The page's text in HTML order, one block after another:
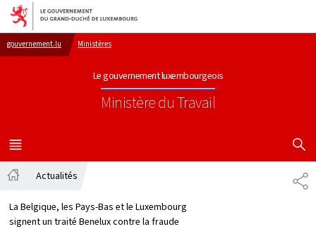
Aller au menu principal
Aller au contenu
gouvernement.lu Ministères
Le gouvernement luxembourgeois
Ministère du Travail
MENU
PRINCIPAL
Actualités
La Belgique, les Pays-Bas et le Luxembourg
signent un traité Benelux contre la fraude